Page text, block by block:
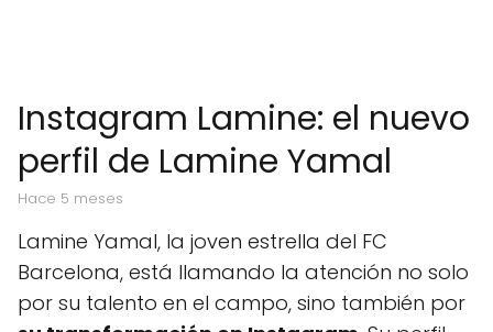
Instagram Lamine: el nuevo
perfil de Lamine Yamal
hace 5 meses
Lamine Yamal, la joven estrella del FC
Barcelona, está llamando la atención no solo
por su talento en el campo, sino también por